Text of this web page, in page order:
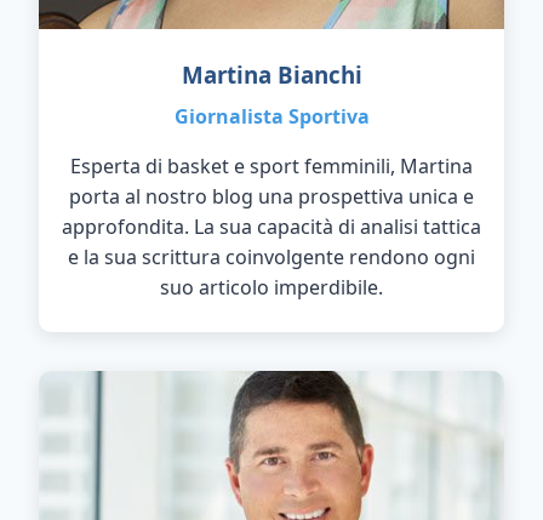
Martina Bianchi
Giornalista Sportiva
Esperta di basket e sport femminili, Martina
porta al nostro blog una prospettiva unica e
approfondita. La sua capacità di analisi tattica
e la sua scrittura coinvolgente rendono ogni
suo articolo imperdibile.